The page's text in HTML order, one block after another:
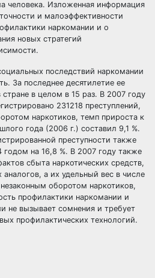
человека. Изложенная информация
и малоэффективности
наркомании и о
новых стратегий
последствий наркомании
За последнее десятилетие ее
стране в целом в 15 раз. В 2007 году
231218 преступлений,
наркотиков, темп прироста к
года (2006 г.) составил 9,1 %.
преступности также
на 16,8 %. В 2007 году также
сбыта наркотических средств,
а их удельный вес в числе
оборотом наркотиков,
профилактики наркомании и
не вызывает сомнения и требует
профилактических технологий.